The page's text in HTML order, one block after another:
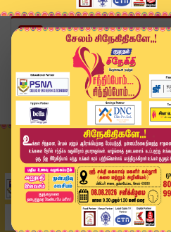
Home
வீடியோ ஸ்டோரி
தமிழகத்தை உலுக்கிய கோவை